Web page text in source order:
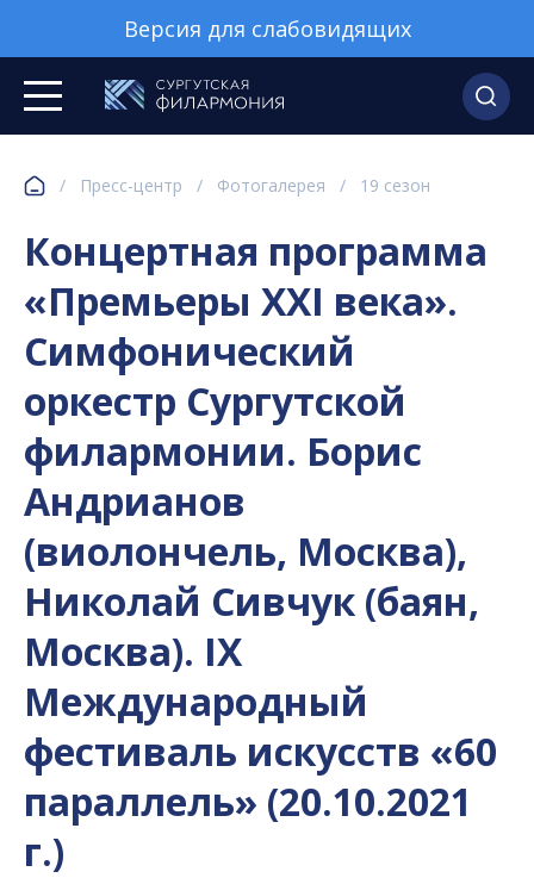
Версия для слабовидящих
/ Пресс-центр / Фотогалерея / 19 сезон
Концертная программа
«Премьеры XXI века».
Симфонический
оркестр Сургутской
филармонии. Борис
Андрианов
(виолончель, Москва),
Николай Сивчук (баян,
Москва). IX
Международный
фестиваль искусств «60
параллель» (20.10.2021
г.)